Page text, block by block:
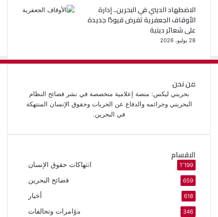
الاضطهاد الديني في البحرين.. إدارة
الأوقاف الجعفرية تفرض قيودًا جديدة
على شعائر دينية
28 يوليو، 2026
من نحن
بحريني ليكس: منصة إعلامية متخصصة في نشر فضائح النظام
البحريني وجرائمه والدفاع عن الحريات وحقوق الإنسان المنتهكة
في البحرين.
الاقسام
انتهاكات حقوق الإنسان 1٬199
فضائح البحرين 659
أخبار 618
مؤامرات وتحالفات 346